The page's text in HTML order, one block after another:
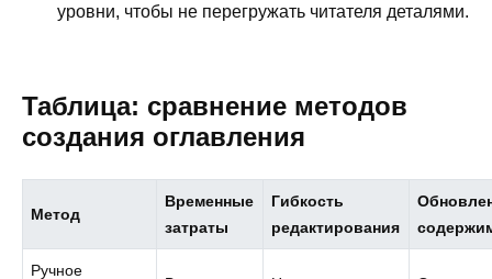
уровни, чтобы не перегружать читателя деталями.
Таблица: сравнение методов
создания оглавления
Метод
Временные
затраты
Гибкость
редактирования
Ручное